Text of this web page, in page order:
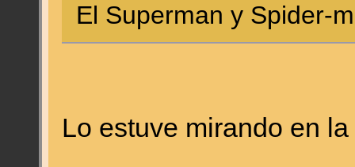
El Superman y Spider-
Lo estuve mirando en